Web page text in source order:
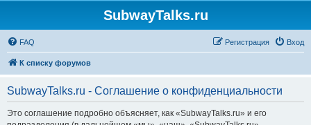
SubwayTalks.ru
FAQ Вход
Регистрация
К списку форумов
SubwayTalks.ru - Соглашение о конфиденциальности
Это соглашение подробно объясняет, как «SubwayTalks.ru» и его